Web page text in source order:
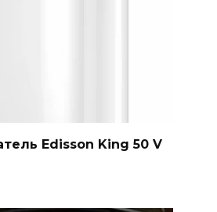
Edisson King 50 V